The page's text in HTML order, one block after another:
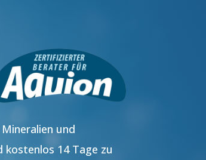
und
kostenlos 14 Tage zu